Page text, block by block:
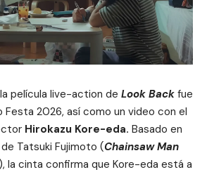
película live-action de Look Back fue
Festa 2026, así como un video con el
Hirokazu Kore-eda. Basado en
Tatsuki Fujimoto (Chainsaw Man
la cinta confirma que Kore-eda está a